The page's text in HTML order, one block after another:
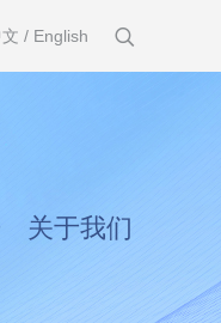
/ English
关于我们